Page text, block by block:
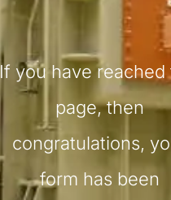
If you have reached
page, then
congratulations,
form has been
Español
Tiếng Việt
Português
Français
Русский
Español de
Português